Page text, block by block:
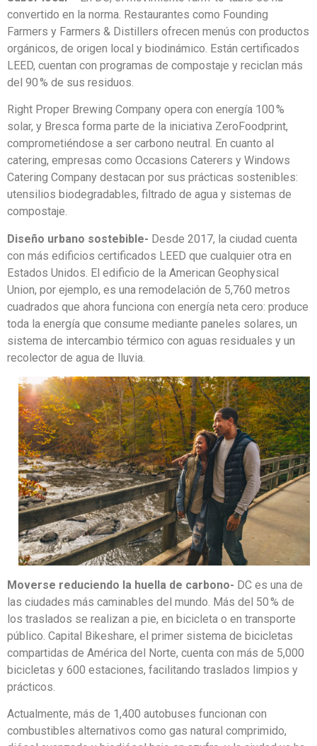
convertido en la norma. Restaurantes como Founding
Farmers y Farmers & Distillers ofrecen menús con productos
orgánicos, de origen local y biodinámico. Están certificados
LEED, cuentan con programas de compostaje y reciclan más
del 90 % de sus residuos.
Right Proper Brewing Company opera con energía 100 %
solar, y Bresca forma parte de la iniciativa ZeroFoodprint,
comprometiéndose a ser carbono neutral. En cuanto al
catering, empresas como Occasions Caterers y Windows
Catering Company destacan por sus prácticas sostenibles:
utensilios biodegradables, filtrado de agua y sistemas de
compostaje.
Diseño urbano sostebible- Desde 2017, la ciudad cuenta
con más edificios certificados LEED que cualquier otra en
Estados Unidos. El edificio de la American Geophysical
Union, por ejemplo, es una remodelación de 5,760 metros
cuadrados que ahora funciona con energía neta cero: produce
toda la energía que consume mediante paneles solares, un
sistema de intercambio térmico con aguas residuales y un
recolector de agua de lluvia.
Moverse reduciendo la huella de carbono- DC es una de
las ciudades más caminables del mundo. Más del 50 % de
los traslados se realizan a pie, en bicicleta o en transporte
público. Capital Bikeshare, el primer sistema de bicicletas
compartidas de América del Norte, cuenta con más de 5,000
bicicletas y 600 estaciones, facilitando traslados limpios y
prácticos.
Actualmente, más de 1,400 autobuses funcionan con
combustibles alternativos como gas natural comprimido,